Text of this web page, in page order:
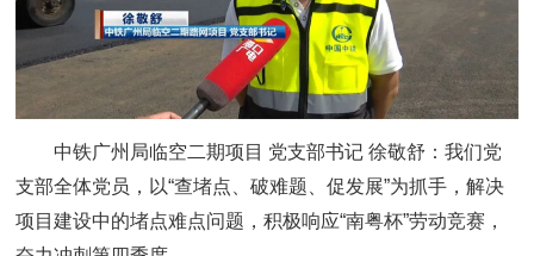
中铁广州局临空二期项目 党支部书记 徐敬舒：我们党
支部全体党员，以“查堵点、破难题、促发展”为抓手，解决
项目建设中的堵点难点问题，积极响应“南粤杯”劳动竞赛，